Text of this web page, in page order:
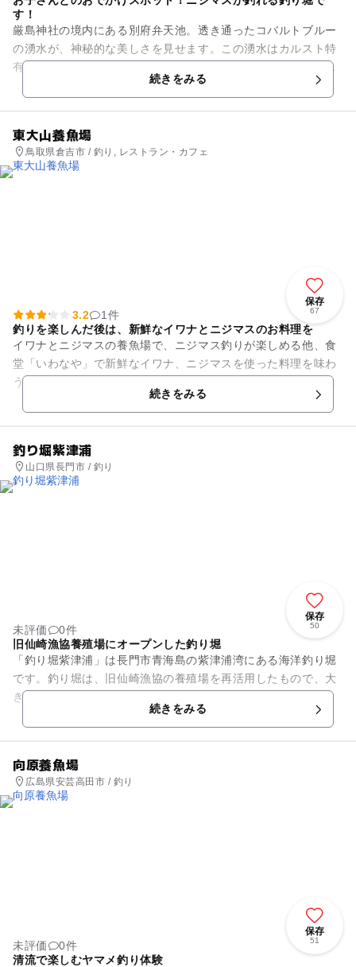
す！
厳島神社の境内にある別府弁天池。透き通ったコバルトブルー
の湧水が、神秘的な美しさを見せます。この湧水はカルスト特
有の水質で、とても美味しい水の要件を総てそなえていると言
われています。別府弁天池の...続きをみる
東大山養魚場
鳥取県倉吉市 / 釣り, レストラン・カフェ
保存
67
3.2
1件
釣りを楽しんだ後は、新鮮なイワナとニジマスのお料理を
イワナとニジマスの養魚場で、ニジマス釣りが楽しめる他、食
堂「いわなや」で新鮮なイワナ、ニジマスを使った料理を味わ
うことができる人気スポットです。真夏でも冷たい大山の清流
で育った魚は、身が締まって...続きをみる
釣り堀紫津浦
山口県長門市 / 釣り
保存
50
未評価
0件
旧仙崎漁協養殖場にオープンした釣り堀
「釣り堀紫津浦」は長門市青海島の紫津浦湾にある海洋釣り堀
です。釣り堀は、旧仙崎漁協の養殖場を再活用したもので、大
きな湾を網で仕切り、3ヶ所の釣り場があります。冬も、山が
北風を遮ってくれるので、南...続きをみる
向原養魚場
広島県安芸高田市 / 釣り
保存
51
未評価
0件
清流で楽しむヤマメ釣り体験